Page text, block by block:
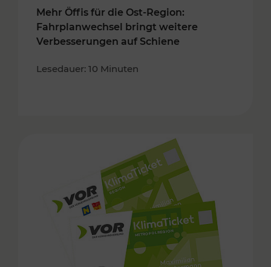
Mehr Öffis für die Ost-Region:
Fahrplanwechsel bringt weitere
Verbesserungen auf Schiene
Lesedauer: 10 Minuten